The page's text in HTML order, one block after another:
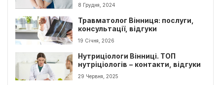
8 Грудня, 2024
Травматолог Вінниця: послуги,
консультації, відгуки
19 Січня, 2026
Нутриціологи Вінниці. ТОП
нутріціологів − контакти, відгуки
29 Червня, 2025